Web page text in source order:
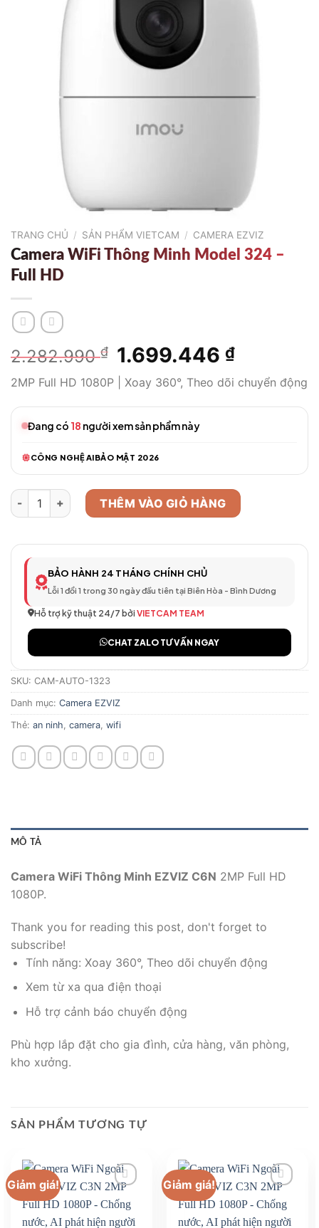
TRANG CHỦ / SẢN PHẨM VIETCAM / CAMERA EZVIZ
Camera WiFi Thông Minh Model 324 –
Full HD
2.282.990₫
Giá
gốc
là:
2.282.990 ₫.
1.699.446 ₫Giá
tại
là:
2MP Full HD 1080P | Xoay 360°, Theo dõi chuyển động
Đang có 18 người xem sản phẩm này
CÔNG NGHỆ AIBẢO MẬT 2026
Camera WiFi Thông Minh Model 324 – Full HD số lượng
THÊM VÀO GIỎ HÀNG
BẢO HÀNH 24 THÁNG CHÍNH CHỦ
Lỗi 1 đổi 1 trong 30 ngày đầu tiên tại Biên Hòa - Bình Dương
Hỗ trợ kỹ thuật 24/7 bởi VIETCAM TEAM
CHAT ZALO TƯ VẤN NGAY
SKU: CAM-AUTO-1323
Danh mục: Camera EZVIZ
Thẻ: an ninh camera wifi
MÔ TẢ
Camera WiFi Thông Minh EZVIZ C6N 2MP Full HD
1080P.
Thank you for reading this post, don't forget to
subscribe!
Tính năng: Xoay 360°, Theo dõi chuyển động
Xem từ xa qua điện thoại
Hỗ trợ cảnh báo chuyển động
Phù hợp lắp đặt cho gia đình, cửa hàng, văn phòng,
kho xưởng.
SẢN PHẨM TƯƠNG TỰ
Giảm giá! Giảm giá!